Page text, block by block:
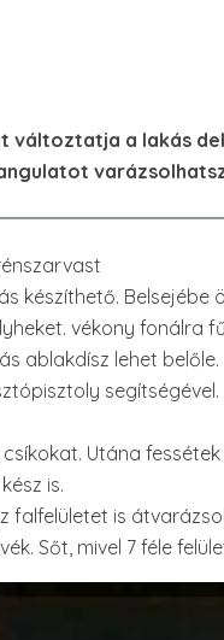
változtatja a lakás
készíthető.
vékony fonálra
ablakdísz lehet belőle.
Utána
is.
falfelületet is
Sőt, mivel 7 féle